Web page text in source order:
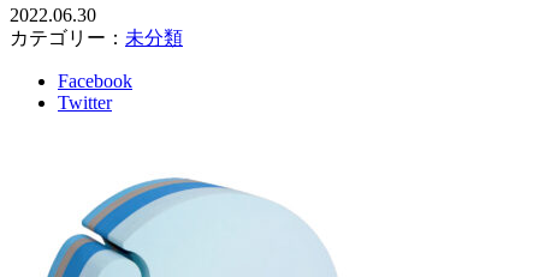
2022.06.30
カテゴリー： 未分類
Facebook
Twitter